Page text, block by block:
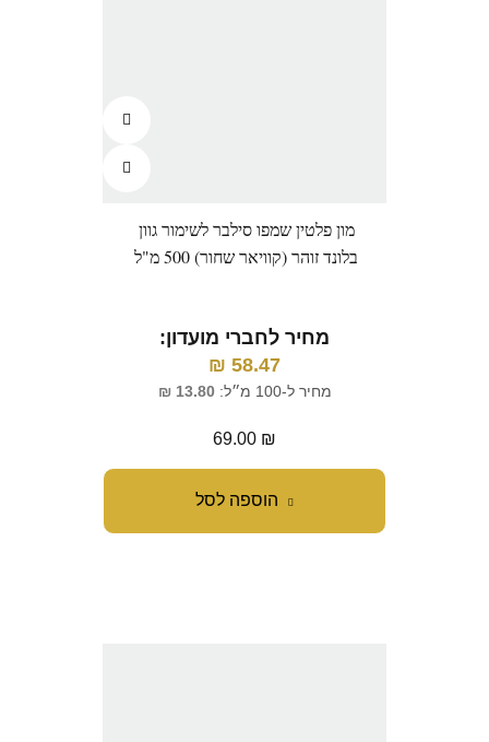
הוספה לסל
מון פלטין שמפו סילבר לשימור גוון
בלונד זוהר (קוויאר שחור) 500 מ"ל
מחיר לחברי מועדון:
58.47
₪
מחיר ל-100 מ״ל: 13.80
₪
69.00 ₪